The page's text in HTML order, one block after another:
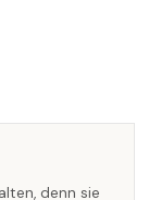
denn sie